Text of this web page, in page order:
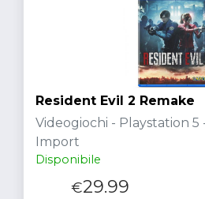
Resident Evil 2 Remake
Videogiochi - Playstation 5
Import
Disponibile
€29.99